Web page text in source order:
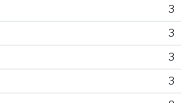
3
3
3
3